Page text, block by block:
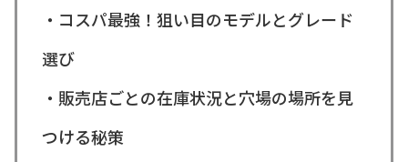
・コスパ最強！狙い目のモデルとグレード
選び
・販売店ごとの在庫状況と穴場の場所を見
つける秘策